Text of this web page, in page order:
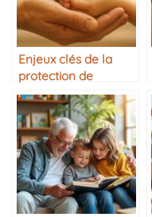
Enjeux clés de la
protection de
l’enfance ?